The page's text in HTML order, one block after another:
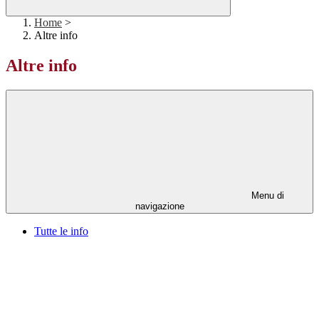
Home >
Altre info
Altre info
Menu di
navigazione
Tutte le info